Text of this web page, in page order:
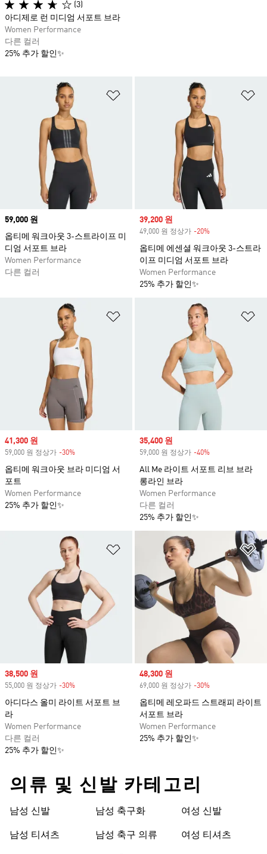
위시리스트 담기
Price
59,000 원
옵티메 워크아웃 3-스트라이프 미
디엄 서포트 브라
Women Performance
다른 컬러
Sale price
39,200 원
49,000 원 정상가 -20%
옵티메 에센셜 워크아웃 3-스트라
이프 미디엄 서포트 브라
Women Performance
25% 추가 할인✨
위시리스트 담기
Sale price
41,300 원
59,000 원 정상가 -30%
옵티메 워크아웃 브라 미디엄 서
포트
Women Performance
25% 추가 할인✨
Sale price
35,400 원
59,000 원 정상가 -40%
All Me 라이트 서포트 리브 브라
롱라인 브라
Women Performance
다른 컬러
25% 추가 할인✨
위시리스트 담기
Sale price
38,500 원
55,000 원 정상가 -30%
아디다스 올미 라이트 서포트 브
라
Women Performance
다른 컬러
25% 추가 할인✨
Sale price
48,300 원
69,000 원 정상가 -30%
옵티메 레오파드 스트래피 라이트
서포트 브라
Women Performance
25% 추가 할인✨
(3)
아디제로 런 미디엄 서포트 브라
Women Performance
다른 컬러
25% 추가 할인✨
의류 및 신발 카테고리
남성 신발
남성 티셔츠
남성 축구화
남성 축구 의류
여성 신발
여성 티셔츠